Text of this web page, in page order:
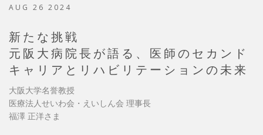
AUG 26 2024
新たな挑戦
元阪大病院長が語る、医師のセカンド
キャリアとリハビリテーションの未来
大阪大学名誉教授
医療法人せいわ会・えいしん会 理事長
福澤 正洋さま